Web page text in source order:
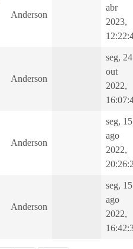
Anderson
abr
2023,
Anderson
seg, 24
out
2022,
Anderson
seg, 15
ago
2022,
Anderson
seg, 15
ago
2022,